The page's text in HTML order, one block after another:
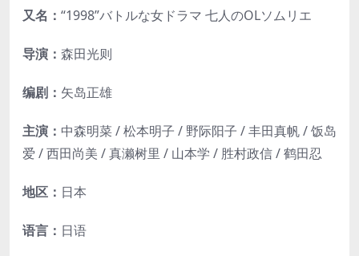
又名： “1998”バトルな女ドラマ 七人のOLソムリエ
导演： 森田光则
编剧： 矢岛正雄
主演： 中森明菜 / 松本明子 / 野际阳子 / 丰田真帆 / 饭岛
爱 / 西田尚美 / 真濑树里 / 山本学 / 胜村政信 / 鹤田忍
地区： 日本
语言： 日语